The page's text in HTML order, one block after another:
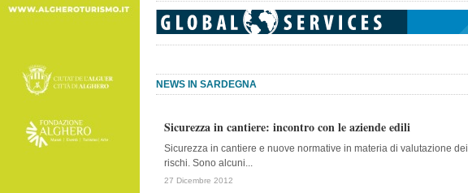
NEWS IN SARDEGNA
Sicurezza in cantiere: incontro con le aziende edili
Sicurezza in cantiere e nuove normative in materia di valutazione dei
rischi. Sono alcuni...
27 Dicembre 2012